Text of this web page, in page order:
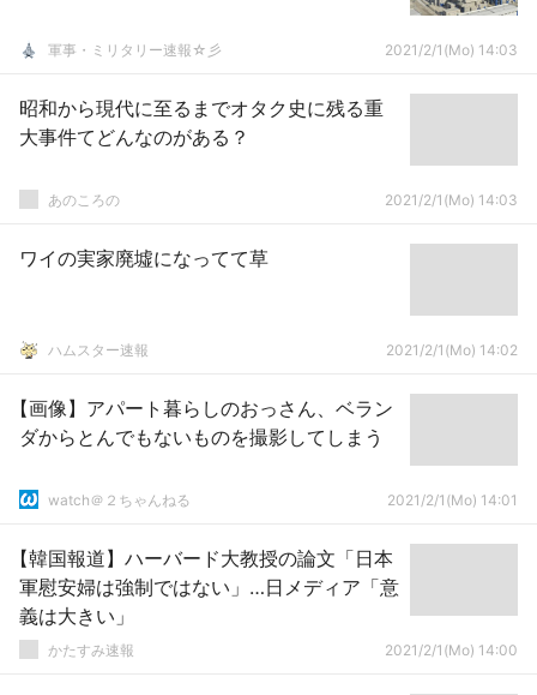
軍事・ミリタリー速報☆彡 2021/2/1(Mo) 14:03
昭和から現代に至るまでオタク史に残る重
大事件てどんなのがある？
あのころの 2021/2/1(Mo) 14:03
ワイの実家廃墟になってて草
ハムスター速報 2021/2/1(Mo) 14:02
【画像】アパート暮らしのおっさん、ベラン
ダからとんでもないものを撮影してしまう
watch＠２ちゃんねる 2021/2/1(Mo) 14:01
【韓国報道】ハーバード大教授の論文「日本
軍慰安婦は強制ではない」…日メディア「意
義は大きい」
かたすみ速報 2021/2/1(Mo) 14:00